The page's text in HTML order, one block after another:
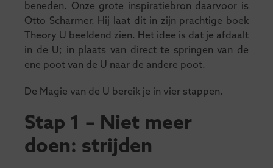
beneden. Onze grote inspiratiebron daarvoor is
Otto Scharmer. Hij laat dit in zijn prachtige boek
Theory U beeldend zien. Het idee is dat je afdaalt
in de U; in plaats van direct te springen van de
ene poot van de U naar de andere poot.
De Magie van de U bereik je in vier stappen.
Stap 1 – Niet meer
doen: strijden